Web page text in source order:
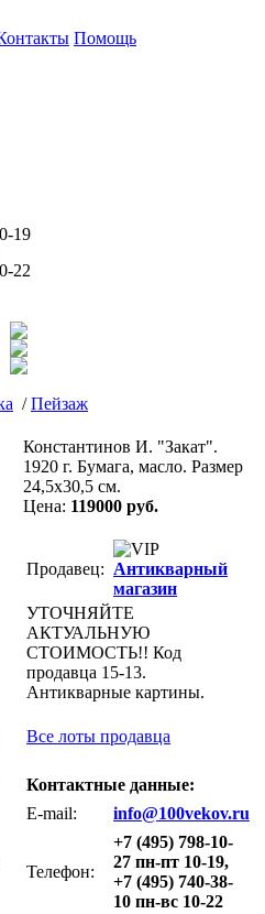
Помощь
19
22
/Пейзаж
Константинов И. "Закат".
1920 г. Бумага, масло. Размер
24,5х30,5 см.
Цена: 119000 руб.
Продавец: Антикварный
магазин
УТОЧНЯЙТЕ
АКТУАЛЬНУЮ
СТОИМОСТЬ!! Код
продавца 15-13.
Антикварные картины.
Все лоты продавца
Контактные данные:
E-mail:
info@100vekov.ru
Телефон:
+7 (495) 798-10-
27 пн-пт 10-19,
+7 (495) 740-38-
10 пн-вс 10-22